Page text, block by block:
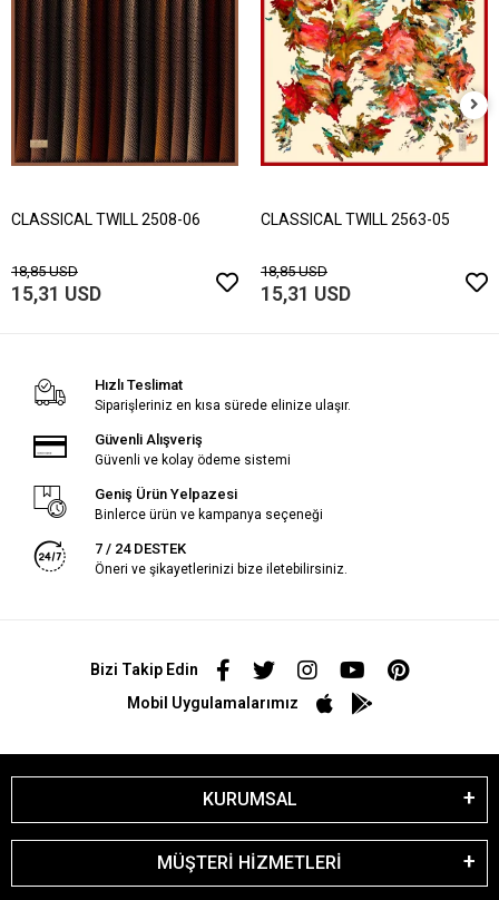
CLASSICAL TWILL 2508-06
18,85 USD
15,31 USD
CLASSICAL TWILL 2563-05
18,85 USD
15,31 USD
Hızlı Teslimat
Siparişleriniz en kısa sürede elinize ulaşır.
Güvenli Alışveriş
Güvenli ve kolay ödeme sistemi
Geniş Ürün Yelpazesi
Binlerce ürün ve kampanya seçeneği
7 / 24 DESTEK
Öneri ve şikayetlerinizi bize iletebilirsiniz.
Bizi Takip Edin
Mobil Uygulamalarımız
KURUMSAL
MÜŞTERİ HİZMETLERİ